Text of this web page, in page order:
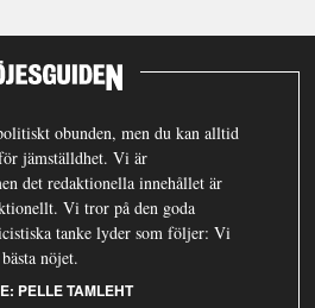
obunden, men du kan alltid
jämställdhet. Vi är
det redaktionella innehållet är
Vi tror på den goda
tanke lyder som följer: Vi
nöjet.
PELLE TAMLEHT